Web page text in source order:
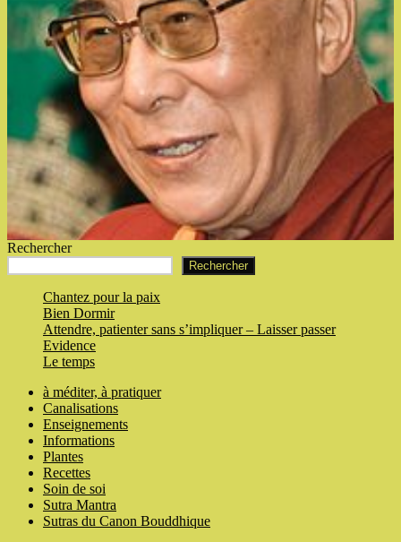
Rechercher
Rechercher
Chantez pour la paix
Bien Dormir
Attendre, patienter sans s’impliquer – Laisser passer
Evidence
Le temps
à méditer, à pratiquer
Canalisations
Enseignements
Informations
Plantes
Recettes
Soin de soi
Sutra Mantra
Sutras du Canon Bouddhique